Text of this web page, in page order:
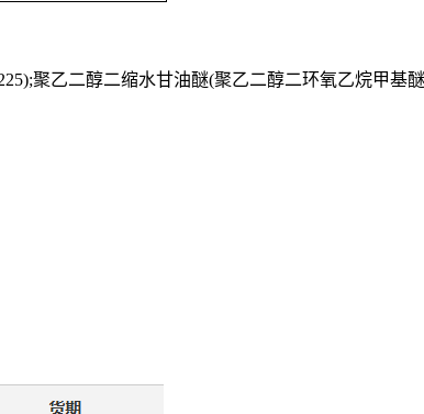
聚乙二醇二缩水甘油醚(聚乙二醇二环氧乙烷甲基醚